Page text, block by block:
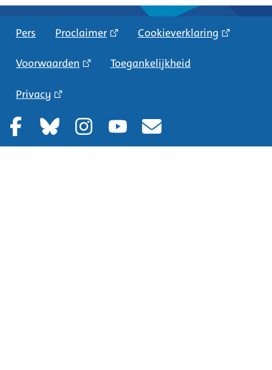
Pers Proclaimer Cookieverklaring
Voorwaarden Toegankelijkheid
Privacy